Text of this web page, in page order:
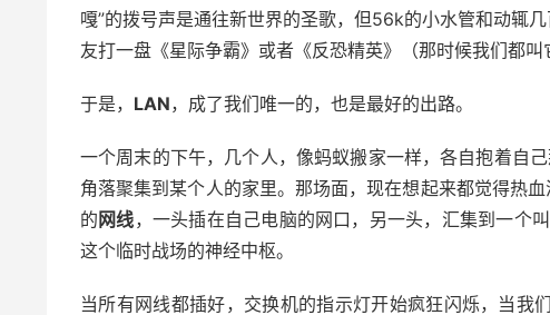
嘎”的拨号声是通往新世界的圣歌，但56k的小水管和动辄
友打一盘《星际争霸》或者《反恐精英》（那时候我们都叫
于是， LAN，成了我们唯一的，也是最好的出路。
一个周末的下午，几个人，像蚂蚁搬家一样，各自抱着自
角落聚集到某个人的家里。那场面，现在想起来都觉得热
的 网线，一头插在自己电脑的网口，另一头，汇集到一个
这个临时战场的神经中枢。
当所有网线都插好，交换机的指示灯开始疯狂闪烁，当